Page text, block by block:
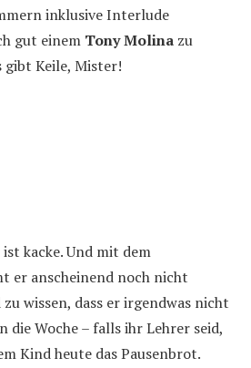
inklusive Interlude
gut einem Tony Molina zu
gibt Keile, Mister!
kacke. Und mit dem
er anscheinend noch nicht
wissen, dass er irgendwas nicht
die Woche – falls ihr Lehrer seid,
Kind heute das Pausenbrot.